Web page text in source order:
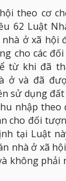
theo cơ
62 Luật
ở xã hội
cho các
từ khi đã
ở và đã
sử dụng
nhập theo
cho đối
tại Luật
nhà ở xã
không phải